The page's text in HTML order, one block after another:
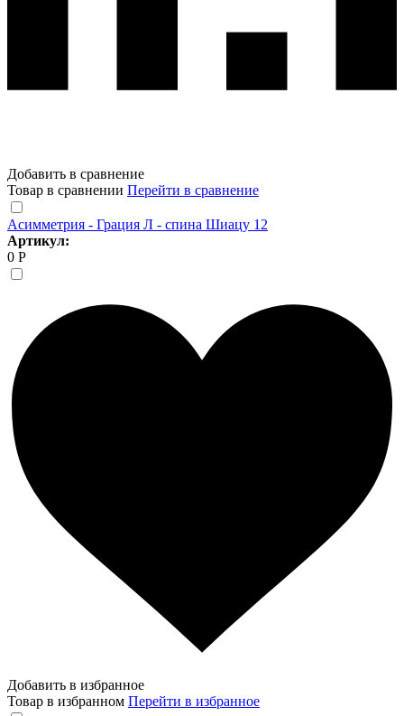
Добавить в сравнение
Товар в сравнении Перейти в сравнение
Асимметрия - Грация Л - спина Шиацу 12
Артикул:
0 Р
Добавить в избранное
Товар в избранном Перейти в избранное